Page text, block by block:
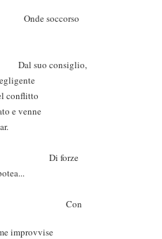
conflitto
e venne
improvvise